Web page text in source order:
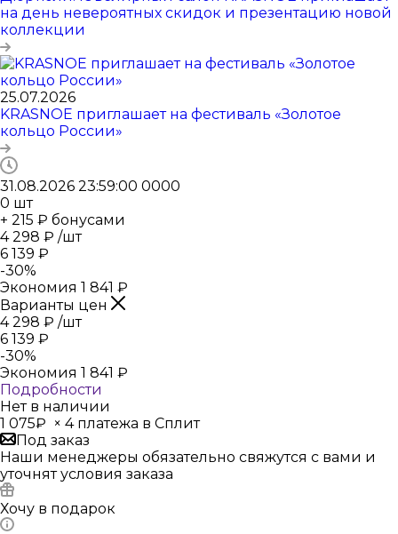
на день невероятных скидок и презентацию новой
коллекции
25.07.2026
KRASNOE приглашает на фестиваль «Золотое
кольцо России»
31.08.2026 23:59:00 0000
0 шт
+ 215 ₽ бонусами
4 298 ₽ /шт
6 139 ₽
-30%
Экономия 1 841 ₽
Варианты цен
4 298 ₽ /шт
6 139 ₽
-30%
Экономия 1 841 ₽
Подробности
Нет в наличии
1 075₽ × 4 платежа в Сплит
Под заказ
Наши менеджеры обязательно свяжутся с вами и
уточнят условия заказа
Хочу в подарок